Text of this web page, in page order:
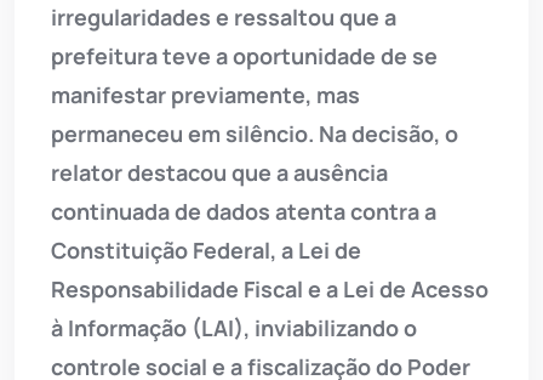
irregularidades e ressaltou que a
prefeitura teve a oportunidade de se
manifestar previamente, mas
permaneceu em silêncio. Na decisão, o
relator destacou que a ausência
continuada de dados atenta contra a
Constituição Federal, a Lei de
Responsabilidade Fiscal e a Lei de Acesso
à Informação (LAI), inviabilizando o
controle social e a fiscalização do Poder